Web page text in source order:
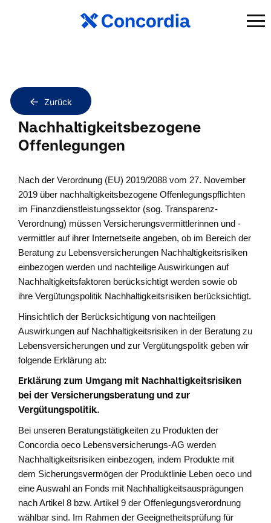
Zurück
Nachhaltigkeitsbezogene
Offenlegungen
Nach der Verordnung (EU) 2019/2088 vom 27. November
2019 über nachhaltigkeitsbezogene Offenlegungspflichten
im Finanzdienstleistungssektor (sog. Transparenz-
Verordnung) müssen Versicherungsvermittlerinnen und -
vermittler auf ihrer Internetseite angeben, ob im Bereich der
Beratung zu Lebensversicherungen Nachhaltigkeitsrisiken
einbezogen werden und nachteilige Auswirkungen auf
Nachhaltigkeitsfaktoren berücksichtigt werden sowie ob
ihre Vergütungspolitik Nachhaltigkeitsrisiken berücksichtigt.
Hinsichtlich der Berücksichtigung von nachteiligen
Auswirkungen auf Nachhaltigkeitsrisiken in der Beratung zu
Lebensversicherungen und zur Vergütungspolitk geben wir
folgende Erklärung ab:
Erklärung zum Umgang mit Nachhaltigkeitsrisiken
bei der Versicherungsberatung und zur
Vergütungspolitik.
Bei unseren Beratungstätigkeiten zu Produkten der
Concordia oeco Lebensversicherungs-AG werden
Nachhaltigkeitsrisiken einbezogen, indem Produkte mit
dem Sicherungsvermögen der Produktlinie Leben oeco und
eine Auswahl an Fonds mit Nachhaltigkeitsausprägungen
nach Artikel 8 bzw. Artikel 9 der Offenlegungsverordnung
wählbar sind. Im Rahmen der Geeignetheitsprüfung für